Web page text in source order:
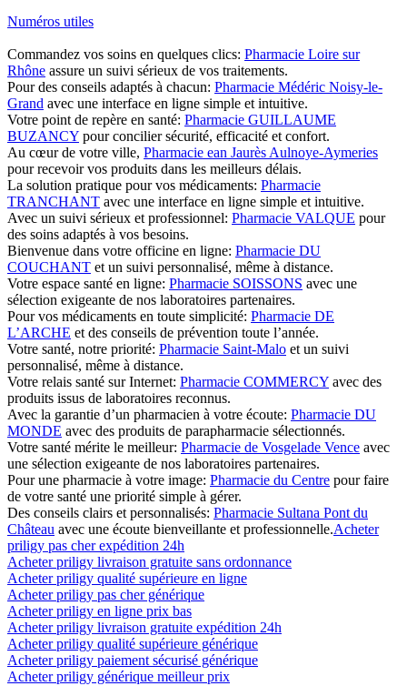
Numéros utiles
Commandez vos soins en quelques clics: Pharmacie Loire sur
Rhône assure un suivi sérieux de vos traitements.
Pour des conseils adaptés à chacun: Pharmacie Médéric Noisy-le-
Grand avec une interface en ligne simple et intuitive.
Votre point de repère en santé: Pharmacie GUILLAUME
BUZANCY pour concilier sécurité, efficacité et confort.
Au cœur de votre ville, Pharmacie ean Jaurès Aulnoye-Aymeries
pour recevoir vos produits dans les meilleurs délais.
La solution pratique pour vos médicaments: Pharmacie
TRANCHANT avec une interface en ligne simple et intuitive.
Avec un suivi sérieux et professionnel: Pharmacie VALQUE pour
des soins adaptés à vos besoins.
Bienvenue dans votre officine en ligne: Pharmacie DU
COUCHANT et un suivi personnalisé, même à distance.
Votre espace santé en ligne: Pharmacie SOISSONS avec une
sélection exigeante de nos laboratoires partenaires.
Pour vos médicaments en toute simplicité: Pharmacie DE
L’ARCHE et des conseils de prévention toute l’année.
Votre santé, notre priorité: Pharmacie Saint-Malo et un suivi
personnalisé, même à distance.
Votre relais santé sur Internet: Pharmacie COMMERCY avec des
produits issus de laboratoires reconnus.
Avec la garantie d’un pharmacien à votre écoute: Pharmacie DU
MONDE avec des produits de parapharmacie sélectionnés.
Votre santé mérite le meilleur: Pharmacie de Vosgelade Vence avec
une sélection exigeante de nos laboratoires partenaires.
Pour une pharmacie à votre image: Pharmacie du Centre pour faire
de votre santé une priorité simple à gérer.
Des conseils clairs et personnalisés: Pharmacie Sultana Pont du
Château avec une écoute bienveillante et professionnelle.Acheter
priligy pas cher expédition 24h
Acheter priligy livraison gratuite sans ordonnance
Acheter priligy qualité supérieure en ligne
Acheter priligy pas cher générique
Acheter priligy en ligne prix bas
Acheter priligy livraison gratuite expédition 24h
Acheter priligy qualité supérieure générique
Acheter priligy paiement sécurisé générique
Acheter priligy générique meilleur prix